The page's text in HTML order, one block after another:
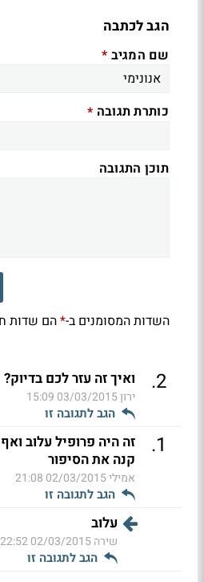
הגב לכתבה
שם המגיב *
כותרת תגובה *
תוכן התגובה
השדות המסומנים ב-*הם שדות
2
. ואיך זה עזר לכם בדיוק?
ירון03/03/2015 15:09
הגב לתגובה זו
1
.
זה היה פרופיל עלוב
קנה את הסיפור
אמילי02/03/2015 21:08
הגב לתגובה זו
עלוב
שירה02/03/2015 22:52
הגב לתגובה זו